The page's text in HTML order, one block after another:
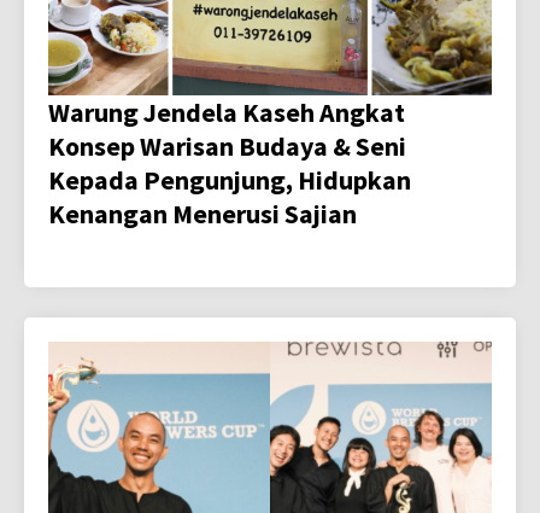
Warung Jendela Kaseh Angkat
Konsep Warisan Budaya & Seni
Kepada Pengunjung, Hidupkan
Kenangan Menerusi Sajian